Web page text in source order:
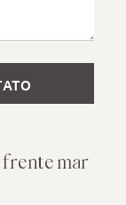
frente mar